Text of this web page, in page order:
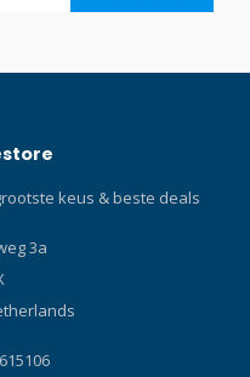
keus & beste deals
3a